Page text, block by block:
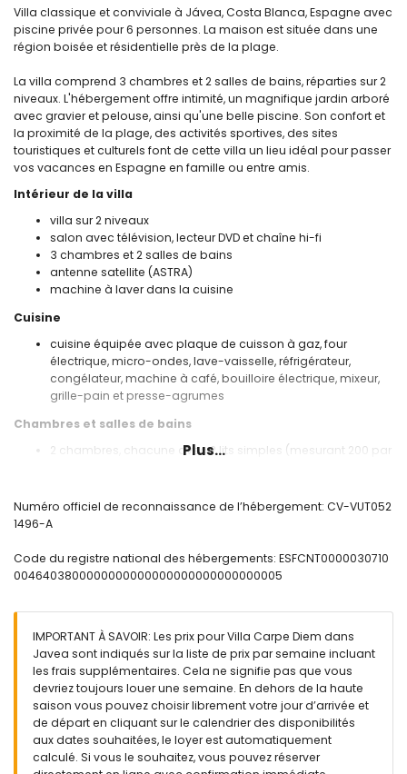
Villa classique et conviviale à Jávea, Costa Blanca, Espagne avec
piscine privée pour 6 personnes. La maison est située dans une
région boisée et résidentielle près de la plage.
La villa comprend 3 chambres et 2 salles de bains, réparties sur 2
niveaux. L'hébergement offre intimité, un magnifique jardin arboré
avec gravier et pelouse, ainsi qu'une belle piscine. Son confort et
la proximité de la plage, des activités sportives, des sites
touristiques et culturels font de cette villa un lieu idéal pour passer
vos vacances en Espagne en famille ou entre amis.
Intérieur de la villa
villa sur 2 niveaux
salon avec télévision, lecteur DVD et chaîne hi-fi
3 chambres et 2 salles de bains
antenne satellite (ASTRA)
machine à laver dans la cuisine
Cuisine
cuisine équipée avec plaque de cuisson à gaz, four
électrique, micro-ondes, lave-vaisselle, réfrigérateur,
congélateur, machine à café, bouilloire électrique, mixeur,
grille-pain et presse-agrumes
Chambres et salles de bains
2 chambres, chacune avec 2 lits simples (mesurant 200 par
par 80 cm) et salle de bain en suite
salle de bain en suite avec lavabo, douche et toilettes
et toilettes
Extérieur de la villa
terrain clôturé
piscine privée mesurant 10m x 5m et 2m de profondeur
beau jardin avec pelouse, gravier, arbres et mobilier de
jardin avec transats
2 terrasses, dont 1 couverte
barbecue
espace salon extérieur et espace repas extérieur
2 places de parking privées
Informations supplémentaires
Plus...
Numéro officiel de reconnaissance de l’hébergement: CV-VUT052
1496-A
Code du registre national des hébergements: ESFCNT0000030710
0046403800000000000000000000000000005
IMPORTANT À SAVOIR: Les prix pour Villa Carpe Diem dans
Javea sont indiqués sur la liste de prix par semaine incluant
les frais supplémentaires. Cela ne signifie pas que vous
devriez toujours louer une semaine. En dehors de la haute
saison vous pouvez choisir librement votre jour d’arrivée et
de départ en cliquant sur le calendrier des disponibilités
aux dates souhaitées, le loyer est automatiquement
calculé. Si vous le souhaitez, vous pouvez réserver